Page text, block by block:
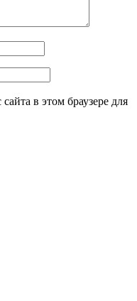
в этом браузере для